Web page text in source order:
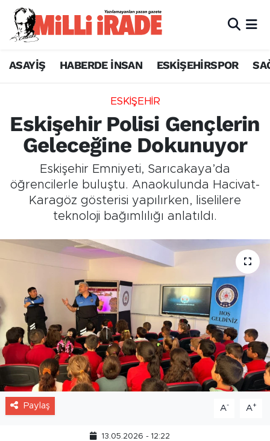
ASAYİŞ HABERDE İNSAN ESKİŞEHİRSPOR
ESKİŞEHİR
Eskişehir Polisi Gençlerin
Geleceğine Dokunuyor
Eskişehir Emniyeti, Sarıcakaya’da
öğrencilerle buluştu. Anaokulunda Hacivat-
Karagöz gösterisi yapılırken, liselilere
teknoloji bağımlılığı anlatıldı.
Paylaş A- A+
13.05.2026 - 12:22